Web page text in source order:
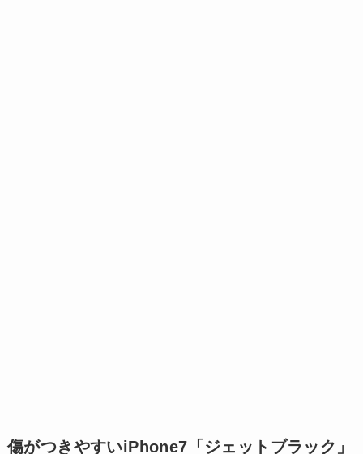
傷がつきやすいiPhone7「ジェットブラック」